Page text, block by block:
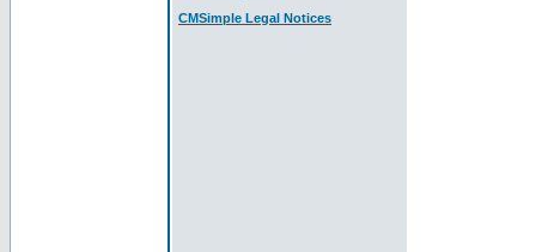
CMSimple Legal Notices